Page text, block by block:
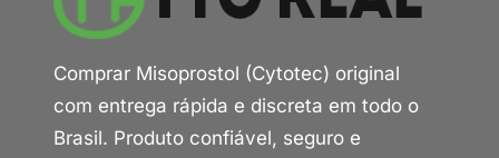
Comprar Misoprostol (Cytotec) original
com entrega rápida e discreta em todo o
Brasil. Produto confiável, seguro e